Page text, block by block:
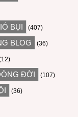
BỤI (407)
BLOG (36)
ĐỜI (107)
(36)